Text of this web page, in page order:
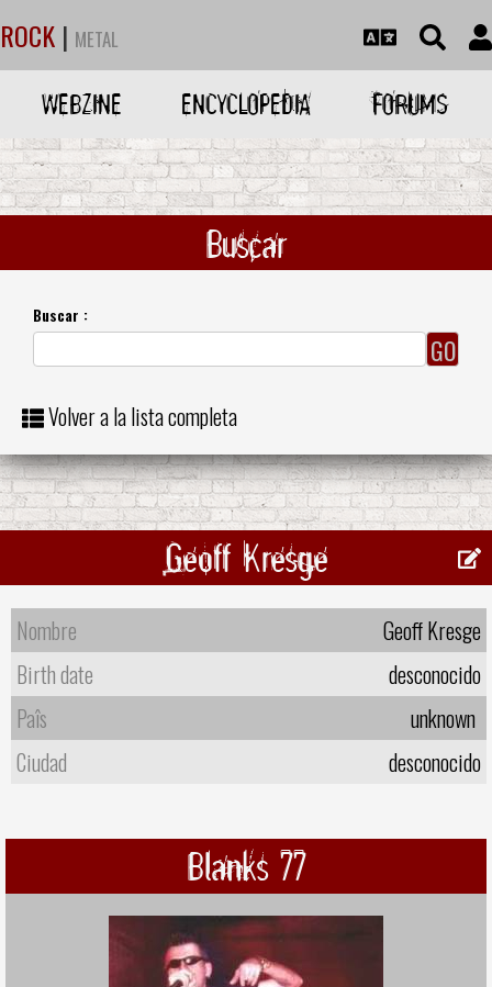
ROCK | METAL
WEBZINE ENCYCLOPEDIA FORUMS
Buscar
Buscar :
Volver a la lista completa
Geoff Kresge
Nombre
Geoff Kresge
Birth date
desconocido
Paîs
unknown
Ciudad
desconocido
Blanks 77